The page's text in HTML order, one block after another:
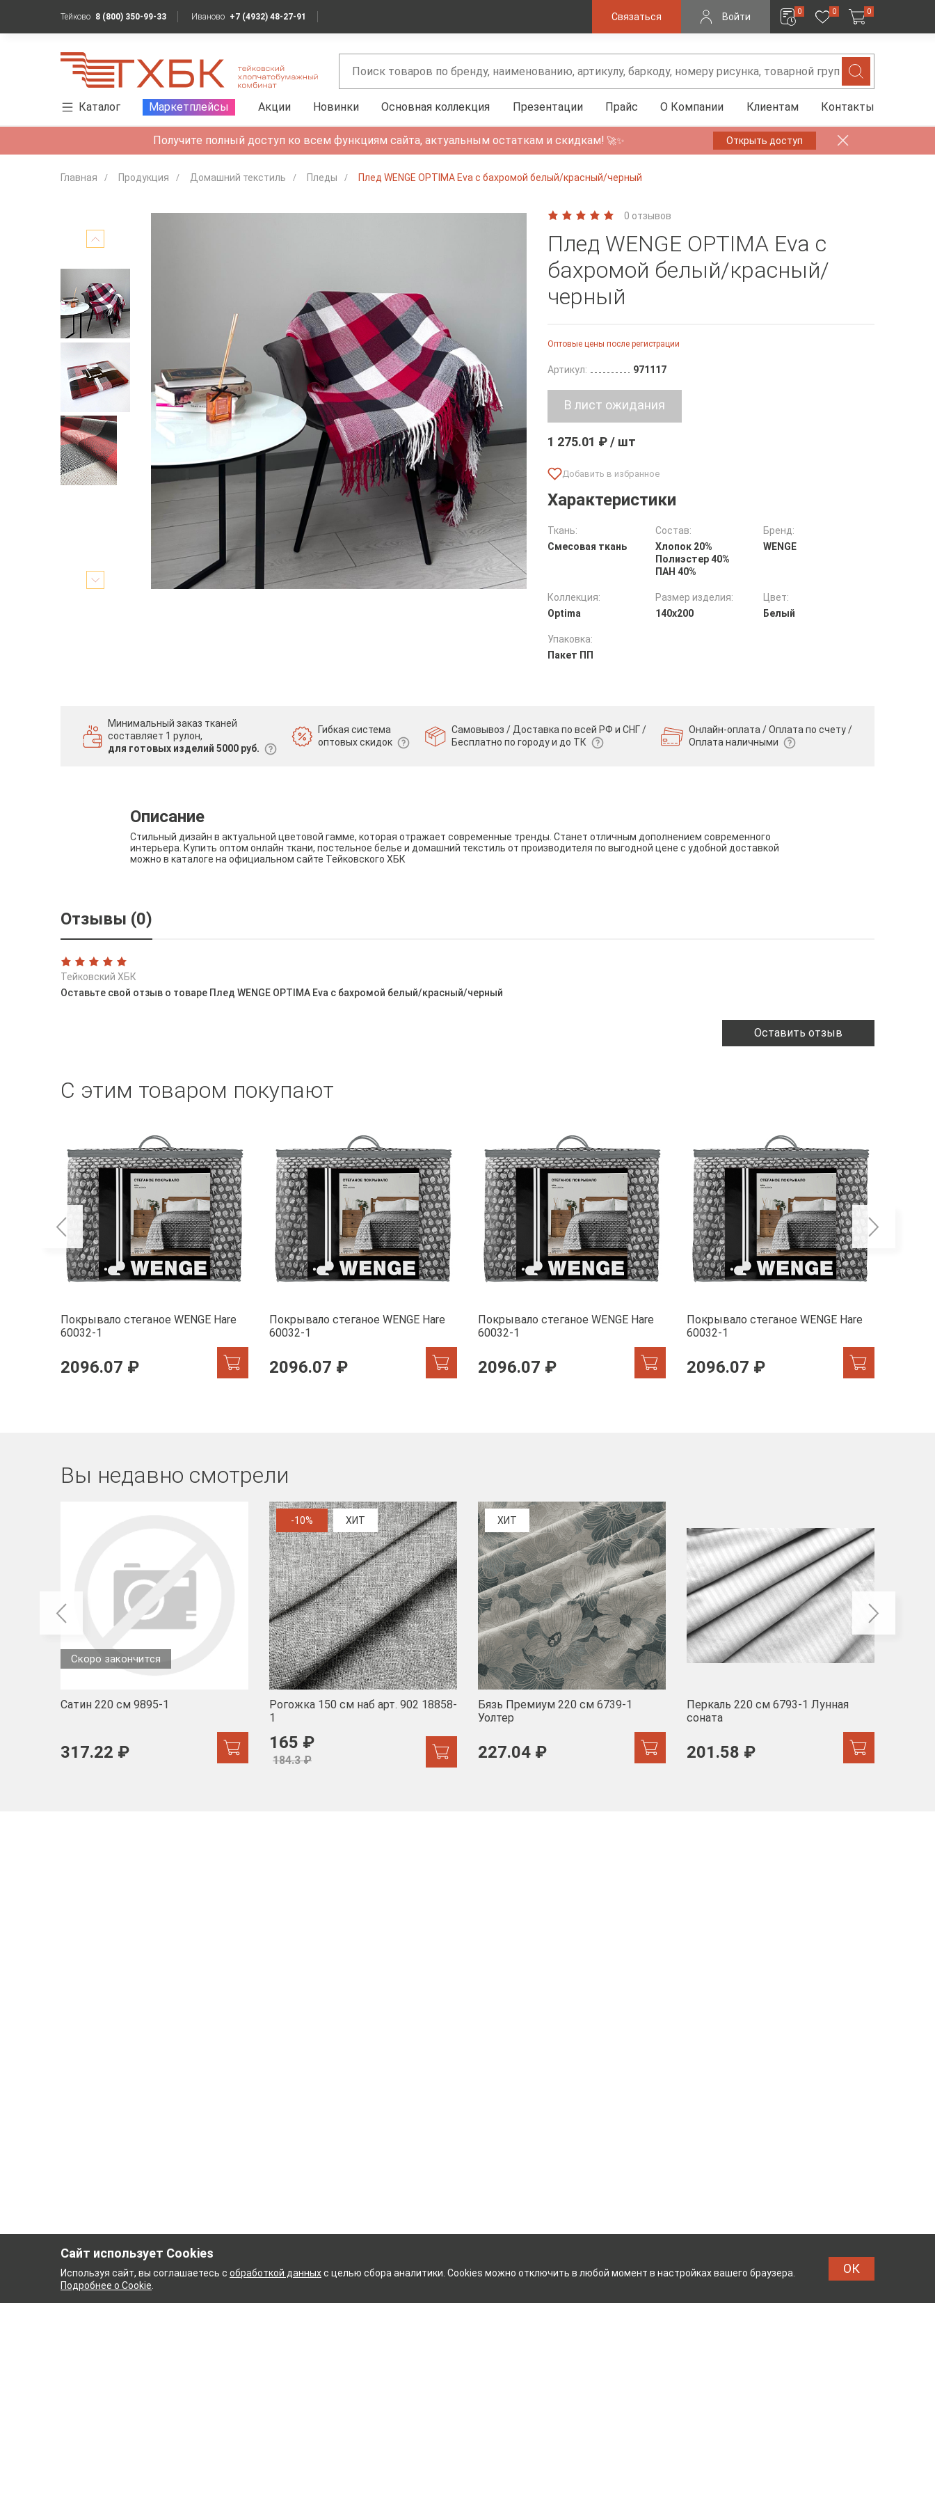
Тейково 8 (800) 350-99-33 Иваново +7 (4932) 48-27-91 Связаться Войти 0 0 0
Каталог Маркетплейсы Акции Новинки Основная коллекция Презентации Прайс О Компании Клиентам Контакты
Получите полный доступ ко всем функциям сайта, актуальным остаткам и скидкам! 🚀✨ Открыть доступ
Главная Продукция Домашний текстиль Пледы Плед WENGE OPTIMA Eva с бахромой белый/красный/черный
0 отзывов
Плед WENGE OPTIMA Eva с
бахромой белый/красный/
черный
Оптовые цены после регистрации
Артикул: 971117
1 275.01 ₽ / шт
Характеристики
Ткань:
Смесовая ткань
Состав:
Хлопок 20%
Полиэстер 40%
ПАН 40%
Бренд:
WENGE
Коллекция:
Optima
Размер изделия:
140х200
Цвет:
Белый
Упаковка:
Пакет ПП
Минимальный заказ тканей
составляет 1 рулон,
для готовых изделий 5000 руб.
Гибкая система
оптовых скидок
Самовывоз / Доставка по всей РФ и СНГ /
Бесплатно по городу и до ТК
Онлайн-оплата / Оплата по счету /
Оплата наличными
Описание
Стильный дизайн в актуальной цветовой гамме, которая отражает современные тренды. Станет отличным дополнением современного
интерьера. Купить оптом онлайн ткани, постельное белье и домашний текстиль от производителя по выгодной цене с удобной доставкой
можно в каталоге на официальном сайте Тейковского ХБК
Отзывы (0)
Тейковский ХБК
Оставьте свой отзыв о товаре Плед WENGE OPTIMA Eva с бахромой белый/красный/черный
Оставить отзыв
С этим товаром покупают
Покрывало стеганое WENGE Hare
60032-1
2096.07 ₽
Покрывало стеганое WENGE Hare
60032-1
2096.07 ₽
Покрывало стеганое WENGE Hare
60032-1
2096.07 ₽
Покрывало стеганое WENGE Hare
60032-1
2096.07 ₽
Вы недавно смотрели
Скоро закончится
Сатин 220 см 9895-1
317.22 ₽
-10% ХИТ
Рогожка 150 см наб арт. 902 18858-
1
165 ₽
184.3 ₽
ХИТ
Бязь Премиум 220 см 6739-1
Уолтер
227.04 ₽
Перкаль 220 см 6793-1 Лунная
соната
201.58 ₽
Сайт использует Cookies
Используя сайт, вы соглашаетесь с обработкой данныхс целью сбора аналитики. Cookies можно отключить в любой момент в настройках вашего браузера.
Подробнее о Cookie
ОК